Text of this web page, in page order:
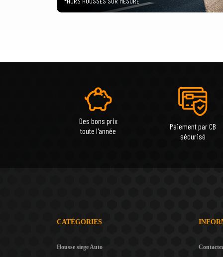
Des bons prix
toute l'année
Paiement par CB
sécurisé
CATÉGORIES
Housse siege Auto